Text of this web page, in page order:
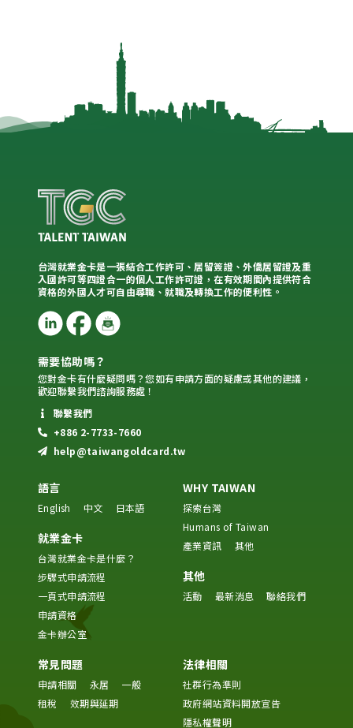
台灣就業金卡是一張結合工作許可、居留簽證、外僑居留證及重
入國許可等四證合一的個人工作許可證，在有效期間內提供符合
資格的外國人才可自由尋職、就職及轉換工作的便利性。
需要協助嗎？
您對金卡有什麼疑問嗎？您如有申請方面的疑慮或其他的建議，
歡迎聯繫我們諮詢服務處！
聯繫我們
+886 2-7733-7660
help@taiwangoldcard.tw
語言
English 中文 日本語
就業金卡
台灣就業金卡是什麼？
步驟式申請流程
一頁式申請流程
申請資格
金卡辦公室
WHY TAIWAN
探索台灣
Humans of Taiwan
產業資訊
其他
其他
活動 最新消息 聯絡我們
常見問題
申請相關 永居
一般
租稅
效期與延期
法律相關
社群行為準則
政府網站資料開放宣告
隱私權聲明